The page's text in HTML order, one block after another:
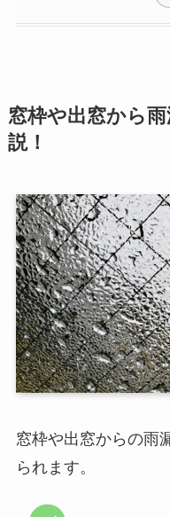
窓枠や出窓から
説！
窓枠や出窓からの雨
られます。